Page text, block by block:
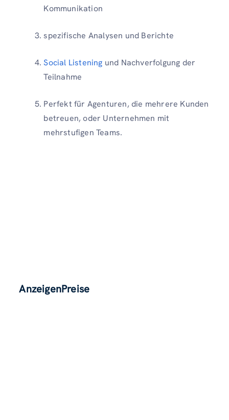
Kommunikation
spezifische Analysen und Berichte
Social Listening und Nachverfolgung der
Teilnahme
Perfekt für Agenturen, die mehrere Kunden
betreuen, oder Unternehmen mit
mehrstufigen Teams.
AnzeigenPreise